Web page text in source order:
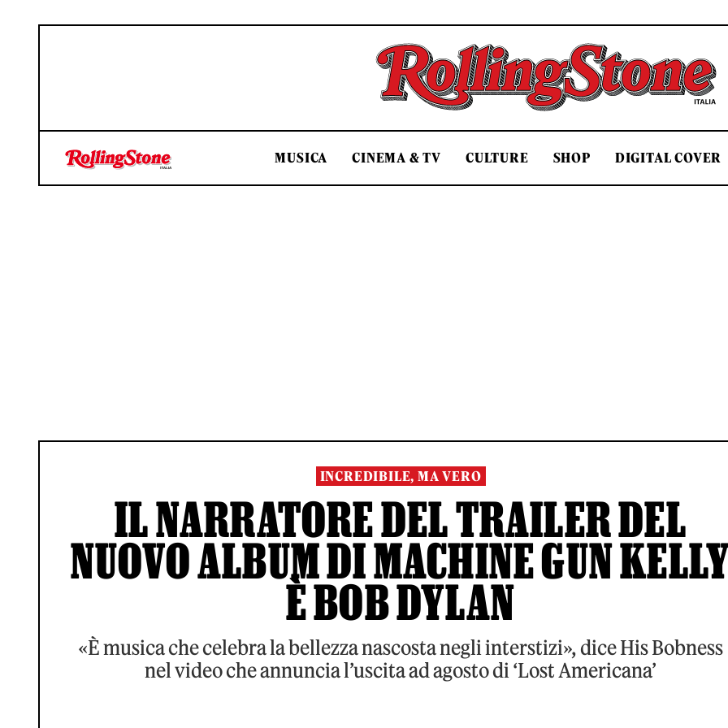
Rolling Stone Italia
MUSICA CINEMA & TV CULTURE SHOP DIGITAL COVER
INCREDIBILE, MA VERO
IL NARRATORE DEL TRAILER DEL
NUOVO ALBUM DI MACHINE GUN
È BOB DYLAN
«È musica che celebra la bellezza nascosta negli interstizi», dice His Bobness
nel video che annuncia l’uscita ad agosto di ‘Lost Americana’